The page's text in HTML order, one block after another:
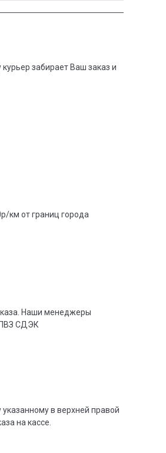
забирает Ваш заказ и
км от границ города
Наши менеджеры
ПВЗ СДЭК
в верхней правой
на кассе.